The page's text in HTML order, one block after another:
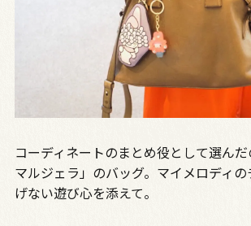
コーディネートのまとめ役として選ん
マルジェラ」のバッグ。マイメロディ
げない遊び心を添えて。